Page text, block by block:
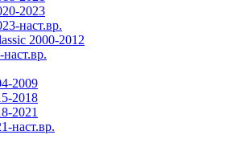
2023
наст.вр.
2000-2012
2009
2018
2021
наст.вр.